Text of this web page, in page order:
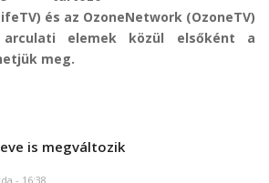
és az OzoneNetwork (OzoneTV)
elemek közül elsőként a
meg.
is megváltozik
- 16:38